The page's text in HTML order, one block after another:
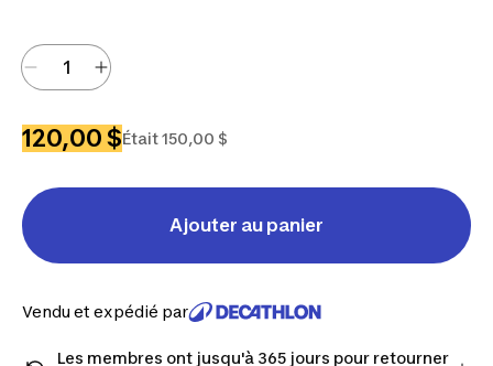
120,00 $Était 150,00 $
Ajouter au panier
Vendu et expédié par
Les membres ont jusqu'à 365 jours pour retourner